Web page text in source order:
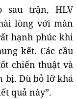
sau trận, HLV
lòng với màn
hạnh phúc khi
kết. Các cầu
chiến thuật và
bị. Dù bỏ lỡ khá
quả này”.